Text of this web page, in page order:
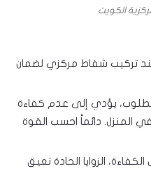
الكويت
تركيب شفاط مركزي لضمان
يؤدي إلى عدم كفاءة
في المنزل. دائماً احسب القوة
الزوايا الحادة تعيق